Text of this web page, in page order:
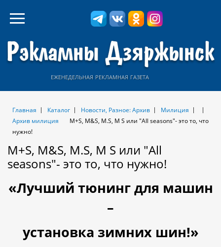
еженедельная рекламная газета
Главная Каталог Новости, Разное: Архив
Милиция
Архив милиция
М+S, M&S, M.S, M S или "All seasons"- это то, что
нужно!
М+S, M&S, M.S, M S или "All
seasons"- это то, что нужно!
«Лучший тюнинг для машин
–
установка зимних шин!»